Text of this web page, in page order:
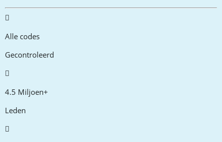
Alle codes
Gecontroleerd
4.5 Miljoen+
Leden